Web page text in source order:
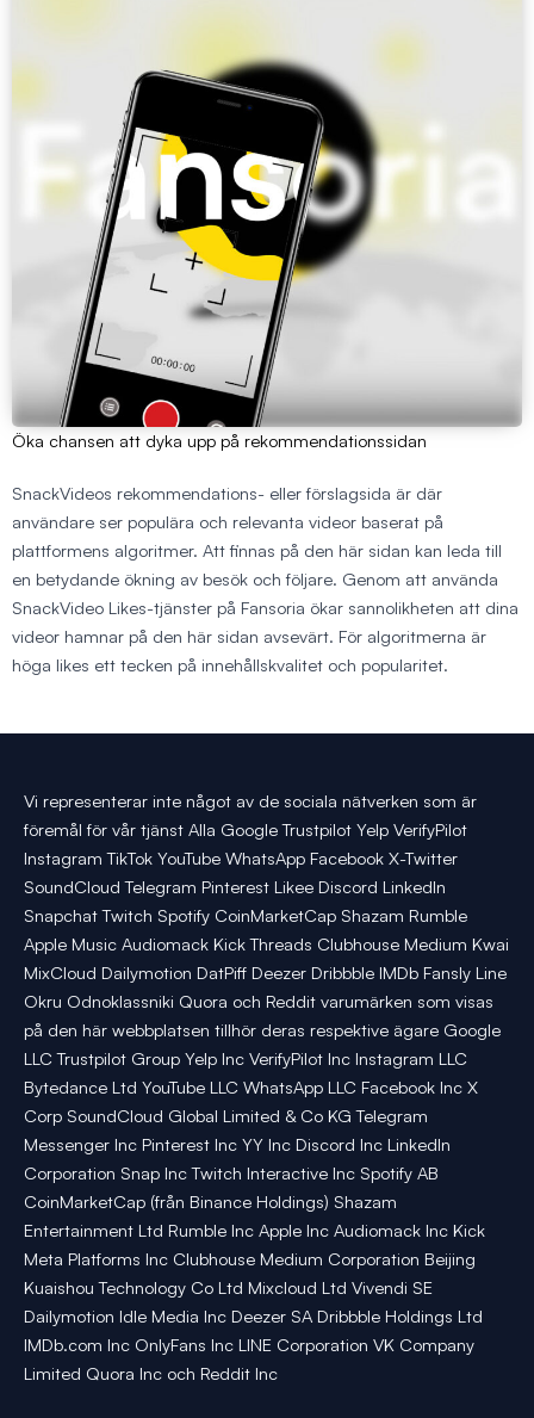
Öka chansen att dyka upp på rekommendationssidan
SnackVideos rekommendations- eller förslagsida är där
användare ser populära och relevanta videor baserat på
plattformens algoritmer. Att finnas på den här sidan kan leda till
en betydande ökning av besök och följare. Genom att använda
SnackVideo Likes-tjänster på Fansoria ökar sannolikheten att dina
videor hamnar på den här sidan avsevärt. För algoritmerna är
höga likes ett tecken på innehållskvalitet och popularitet.
Vi representerar inte något av de sociala nätverken som är
föremål för vår tjänst Alla Google Trustpilot Yelp VerifyPilot
Instagram TikTok YouTube WhatsApp Facebook X-Twitter
SoundCloud Telegram Pinterest Likee Discord LinkedIn
Snapchat Twitch Spotify CoinMarketCap Shazam Rumble
Apple Music Audiomack Kick Threads Clubhouse Medium Kwai
MixCloud Dailymotion DatPiff Deezer Dribbble IMDb Fansly Line
Okru Odnoklassniki Quora och Reddit varumärken som visas
på den här webbplatsen tillhör deras respektive ägare Google
LLC Trustpilot Group Yelp Inc VerifyPilot Inc Instagram LLC
Bytedance Ltd YouTube LLC WhatsApp LLC Facebook Inc X
Corp SoundCloud Global Limited & Co KG Telegram
Messenger Inc Pinterest Inc YY Inc Discord Inc LinkedIn
Corporation Snap Inc Twitch Interactive Inc Spotify AB
CoinMarketCap (från Binance Holdings) Shazam
Entertainment Ltd Rumble Inc Apple Inc Audiomack Inc Kick
Meta Platforms Inc Clubhouse Medium Corporation Beijing
Kuaishou Technology Co Ltd Mixcloud Ltd Vivendi SE
Dailymotion Idle Media Inc Deezer SA Dribbble Holdings Ltd
IMDb.com Inc OnlyFans Inc LINE Corporation VK Company
Limited Quora Inc och Reddit Inc